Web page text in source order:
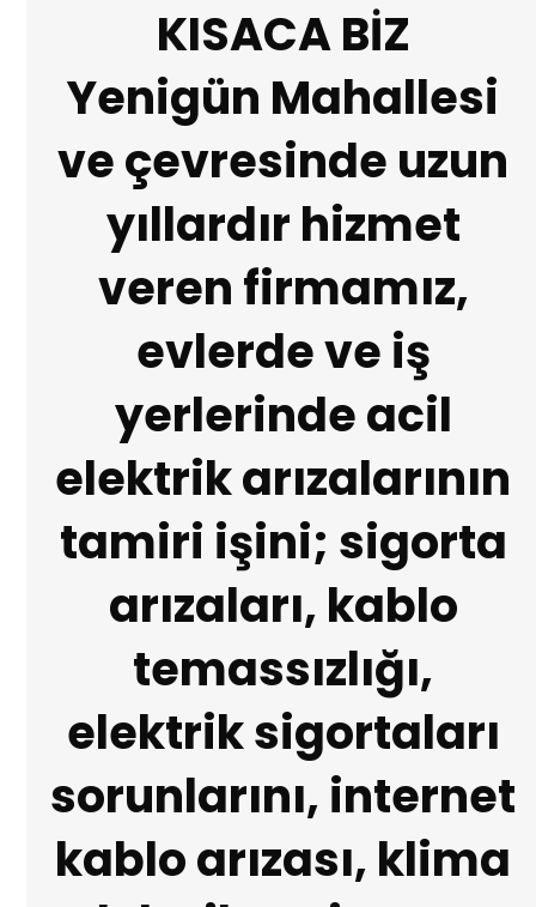
KISACA BİZ
Yenigün Mahallesi
ve çevresinde uzun
yıllardır hizmet
veren firmamız,
evlerde ve iş
yerlerinde acil
elektrik arızalarının
tamiri işini; sigorta
arızaları, kablo
temassızlığı,
elektrik sigortaları
sorunlarını, internet
kablo arızası, klima